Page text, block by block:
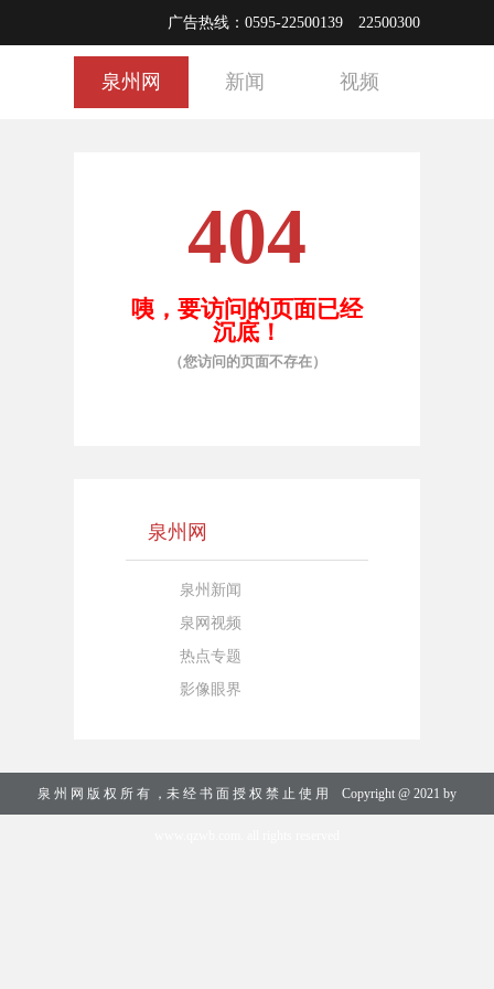
广告热线：0595-22500139 22500300
泉州网 新闻 视频
404
咦，要访问的页面已经
沉底！
（您访问的页面不存在）
泉州网
泉州新闻
泉网视频
热点专题
影像眼界
泉 州 网 版 权 所 有 ，未 经 书 面 授 权 禁 止 使 用 Copyright @ 2021 by